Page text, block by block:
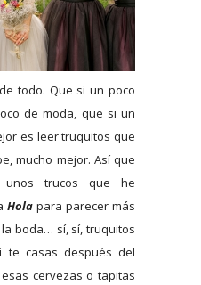
todo. Que si un poco
de moda, que si un
es leer truquitos que
mucho mejor. Así que
trucos que he
Hola para parecer más
boda… sí, sí, truquitos
te casas después del
cervezas o tapitas